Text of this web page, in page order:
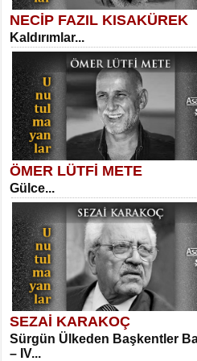
SELAHATTİN YILDIZ
İnsanın Zindanı...
MEHMET TAŞTAN
Vagon’da Bir Şairle...
SITKI CANEY
Oruçla Devrim ve Özgürlüğe…...
Sibel Orhan
İki Kırık Boşluk...
Meral Yağmur
Eski Bir Şiir...
NECİP FAZIL KISAKÜREK
Kaldırımlar...
ÖMER LÜTFİ METE
Gülce...
SEZAİ KARAKOÇ
Sürgün Ülkeden Başkentler
– IV...